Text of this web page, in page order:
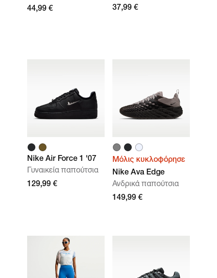
44,99 € 37,99 €
Nike Air Force 1 '07
Γυναικεία παπούτσια
129,99 €
Μόλις κυκλοφόρησε
Nike Ava Edge
Ανδρικά παπούτσια
149,99 €